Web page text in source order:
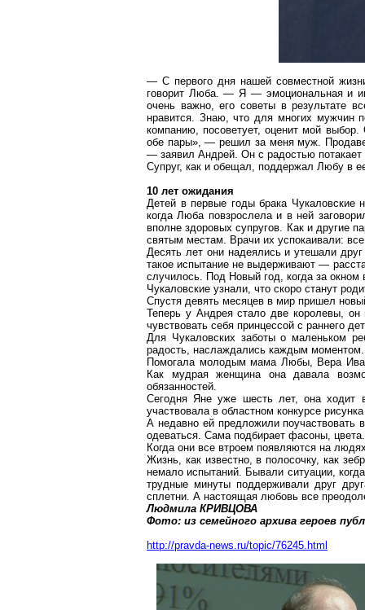
— С первого дня нашей совместной
говорит Люба. — Я — эмоциональная и
очень важно, его советы в результате
нравится. Знаю, что для многих мужчин
компанию, посоветует, оценит мой
обе пары», — решил за меня муж.
— заявил Андрей. Он с радостью
Супруг, как и обещал, поддержал Любу в
10 лет ожидания
Детей в первые годы брака Чукаловские
когда Люба повзрослелаи в ней
вполне здоровых супругов. Как и другие
святым местам. Врачи их успокаивали:
Десять лет они надеялись и утешали
такое испытание не выдерживают —
случилось. Под Новый год, когда за
Чукаловские узнали, что скоро станут
Спустя девять месяцев в мир пришел
Теперь у Андрея стало две королевы,
чувствовать себя принцессой с раннего
Для Чукаловскихзаботы о маленьком
радость, наслаждались каждым моментом.
Помогала молодым мама Любы, Вера
Как мудрая женщина она давала
обязанностей.
Сегодня Яне уже шесть лет, она ходит
участвовала в областном конкурсе
А недавно ей предложили поучаствовать
одеваться. Сама подбирает фасоны, цвета.
Когда они все втроем появляются на
Жизнь, как известно, вполосочку, как
немало испытаний. Бывали ситуации,
трудные минуты поддерживали друг
сплетни. А настоящая любовь все
Людмила КРИВЦОВА
Фото: из семейного архива героев
http://pravda-news.ru/topic/76245.html